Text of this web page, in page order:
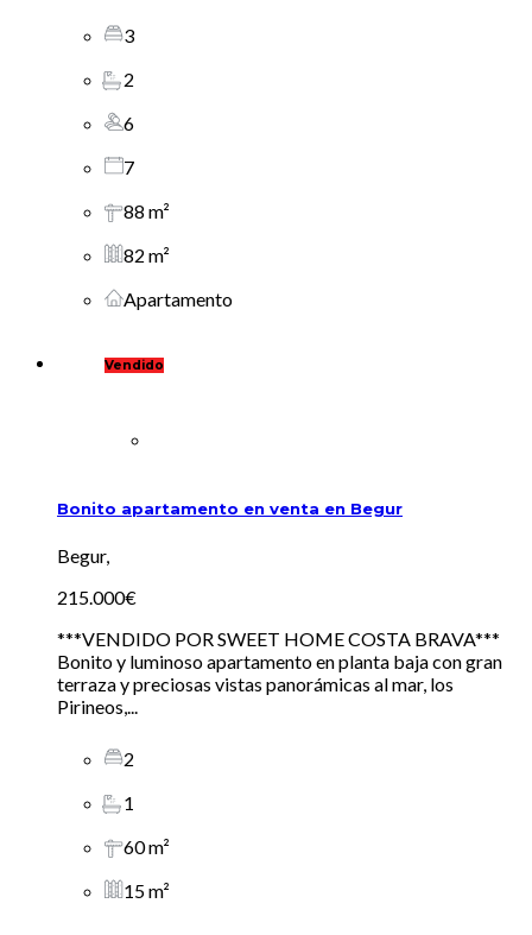
3
2
6
7
88 m²
82 m²
Apartamento
Vendido
Bonito apartamento en venta en Begur
Begur,
215.000€
***VENDIDO POR SWEET HOME COSTA BRAVA***
Bonito y luminoso apartamento en planta baja con gran
terraza y preciosas vistas panorámicas al mar, los
Pirineos,...
2
1
60 m²
15 m²